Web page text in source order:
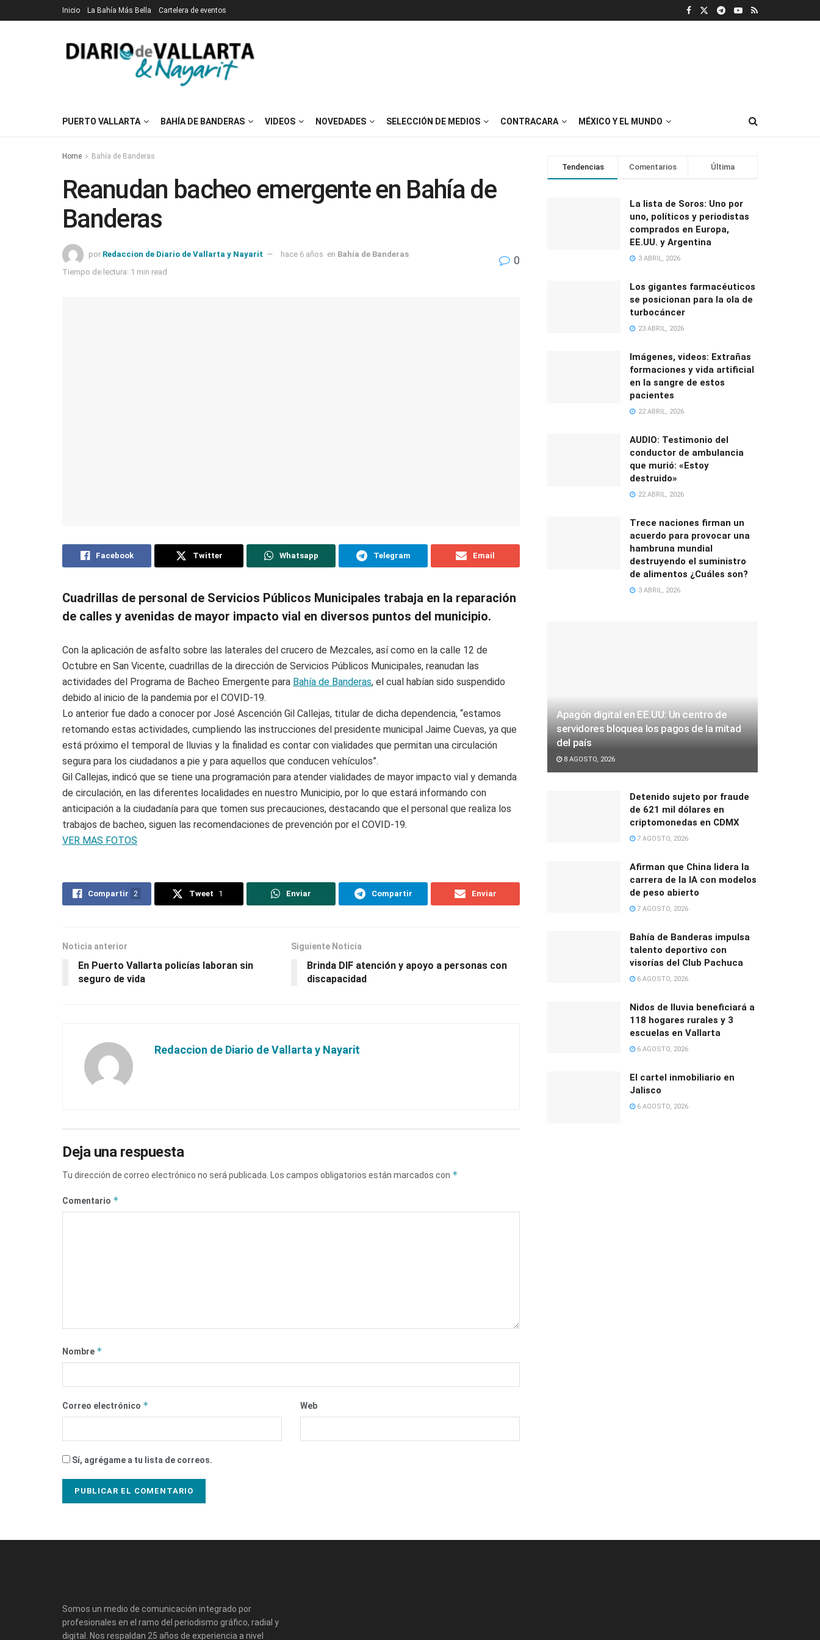
Inicio La Bahía Más Bella Cartelera de eventos
PUERTO VALLARTA BAHÍA DE BANDERAS VIDEOS NOVEDADES SELECCIÓN DE MEDIOS CONTRACARA MÉXICO Y EL MUNDO
Home Bahía de Banderas
Reanudan bacheo emergente en Bahía de
Banderas
por Redaccion de Diario de Vallarta y Nayarit hace 6 años en Bahía de Banderas
Tiempo de lectura: 1 min read
0
Facebook Twitter Whatsapp Telegram Email
Cuadrillas de personal de Servicios Públicos Municipales trabaja en la reparación
de calles y avenidas de mayor impacto vial en diversos puntos del municipio.
Con la aplicación de asfalto sobre las laterales del crucero de Mezcales, así como en la calle 12 de
Octubre en San Vicente, cuadrillas de la dirección de Servicios Públicos Municipales, reanudan las
actividades del Programa de Bacheo Emergente para Bahía de Banderas, el cual habían sido suspendido
debido al inicio de la pandemia por el COVID-19.
Lo anterior fue dado a conocer por José Ascención Gil Callejas, titular de dicha dependencia, “estamos
retomando estas actividades, cumpliendo las instrucciones del presidente municipal Jaime Cuevas, ya que
está próximo el temporal de lluvias y la finalidad es contar con vialidades que permitan una circulación
segura para los ciudadanos a pie y para aquellos que conducen vehículos”.
Gil Callejas, indicó que se tiene una programación para atender vialidades de mayor impacto vial y demanda
de circulación, en las diferentes localidades en nuestro Municipio, por lo que estará informando con
anticipación a la ciudadanía para que tomen sus precauciones, destacando que el personal que realiza los
trabajos de bacheo, siguen las recomendaciones de prevención por el COVID-19.
VER MAS FOTOS
Compartir 2 Tweet 1 Enviar Compartir Enviar
Noticia anterior
En Puerto Vallarta policías laboran sin
seguro de vida
Siguiente Noticia
Brinda DIF atención y apoyo a personas con
discapacidad
Redaccion de Diario de Vallarta y Nayarit
Deja una respuesta
Tu dirección de correo electrónico no será publicada. Los campos obligatorios están marcados con *
Comentario *
Nombre *
Correo electrónico * Web
Sí, agrégame a tu lista de correos.
Tendencias Comentarios Última
La lista de Soros: Uno por
uno, políticos y periodistas
comprados en Europa,
EE.UU. y Argentina
3 ABRIL, 2026
Los gigantes farmacéuticos
se posicionan para la ola de
turbocáncer
23 ABRIL, 2026
Imágenes, videos: Extrañas
formaciones y vida artificial
en la sangre de estos
pacientes
22 ABRIL, 2026
AUDIO: Testimonio del
conductor de ambulancia
que murió: «Estoy
destruido»
22 ABRIL, 2026
Trece naciones firman un
acuerdo para provocar una
hambruna mundial
destruyendo el suministro
de alimentos ¿Cuáles son?
3 ABRIL, 2026
Apagón digital en EE.UU: Un centro de
servidores bloquea los pagos de la mitad
del país
8 AGOSTO, 2026
Detenido sujeto por fraude
de 621 mil dólares en
criptomonedas en CDMX
7 AGOSTO, 2026
Afirman que China lidera la
carrera de la IA con modelos
de peso abierto
7 AGOSTO, 2026
Bahía de Banderas impulsa
talento deportivo con
visorías del Club Pachuca
6 AGOSTO, 2026
Nidos de lluvia beneficiará a
118 hogares rurales y 3
escuelas en Vallarta
6 AGOSTO, 2026
El cartel inmobiliario en
Jalisco
6 AGOSTO, 2026
Somos un medio de comunicación integrado por
profesionales en el ramo del periodismo gráfico, radial y
digital. Nos respaldan 25 años de experiencia a nivel